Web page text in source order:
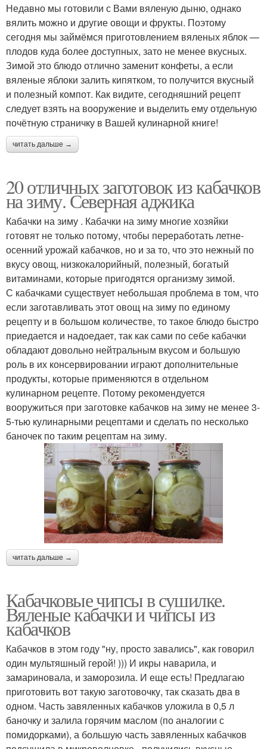
Недавно мы готовили с Вами вяленую дыню, однако
вялить можно и другие овощи и фрукты. Поэтому
сегодня мы займёмся приготовлением вяленых яблок —
плодов куда более доступных, зато не менее вкусных.
Зимой это блюдо отлично заменит конфеты, а если
вяленые яблоки залить кипятком, то получится вкусный
и полезный компот. Как видите, сегодняшний рецепт
следует взять на вооружение и выделить ему отдельную
почётную страничку в Вашей кулинарной книге!
читать дальше →
20 отличных заготовок из кабачков
на зиму. Северная аджика
Кабачки на зиму . Кабачки на зиму многие хозяйки
готовят не только потому, чтобы переработать летне-
осенний урожай кабачков, но и за то, что это нежный по
вкусу овощ, низкокалорийный, полезный, богатый
витаминами, которые пригодятся организму зимой.
С кабачками существует небольшая проблема в том, что
если заготавливать этот овощ на зиму по единому
рецепту и в большом количестве, то такое блюдо быстро
приедается и надоедает, так как сами по себе кабачки
обладают довольно нейтральным вкусом и большую
роль в их консервировании играют дополнительные
продукты, которые применяются в отдельном
кулинарном рецепте. Потому рекомендуется
вооружиться при заготовке кабачков на зиму не менее 3-
5-тью кулинарными рецептами и сделать по несколько
баночек по таким рецептам на зиму.
читать дальше →
Кабачковые чипсы в сушилке.
Вяленые кабачки и чипсы из
кабачков
Кабачков в этом году "ну, просто завались", как говорил
один мультяшный герой! ))) И икры наварила, и
замариновала, и заморозила. И еще есть! Предлагаю
приготовить вот такую заготовочку, так сказать два в
одном. Часть завяленных кабачков уложила в 0,5 л
баночку и залила горячим маслом (по аналогии с
помидорками), а большую часть завяленных кабачков